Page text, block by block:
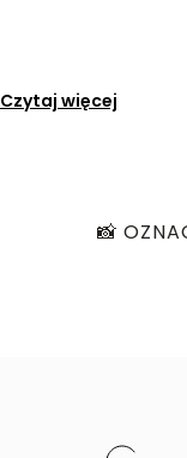
Czytaj więcej
📸